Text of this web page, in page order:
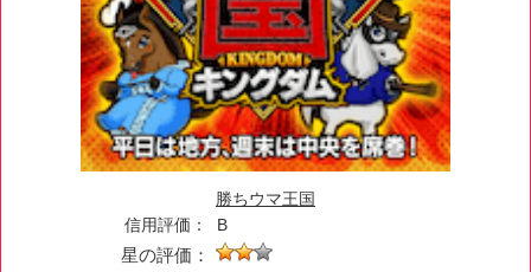
勝ちウマ王国
信用評価：
B
星の評価：